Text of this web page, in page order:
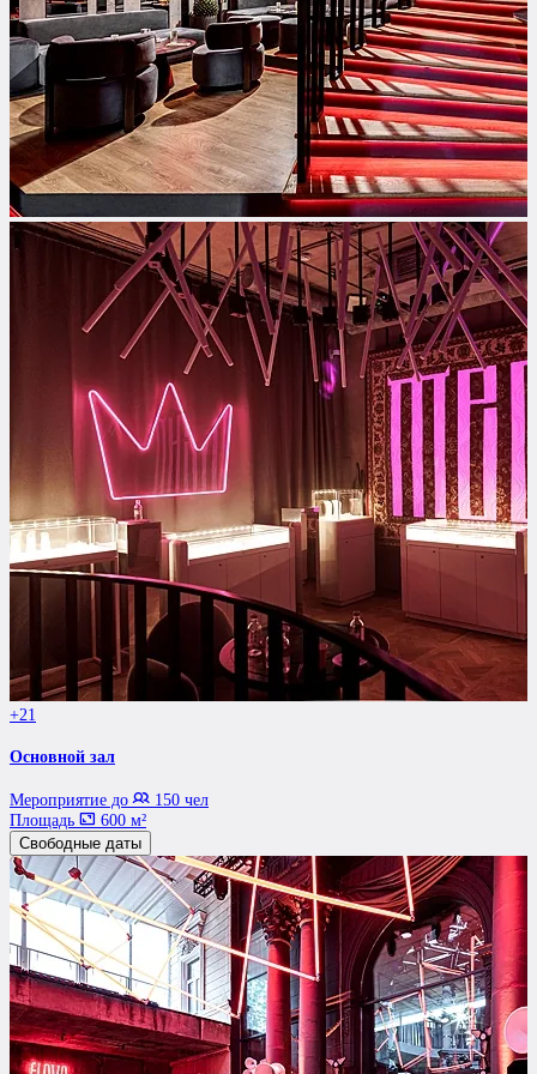
+21
Основной зал
Мероприятие до
150 чел
Площадь
600 м²
Свободные даты